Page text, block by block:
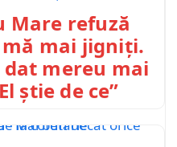
Mare refuză
mă mai jigniţi.
mereu mai
ştie de ce”